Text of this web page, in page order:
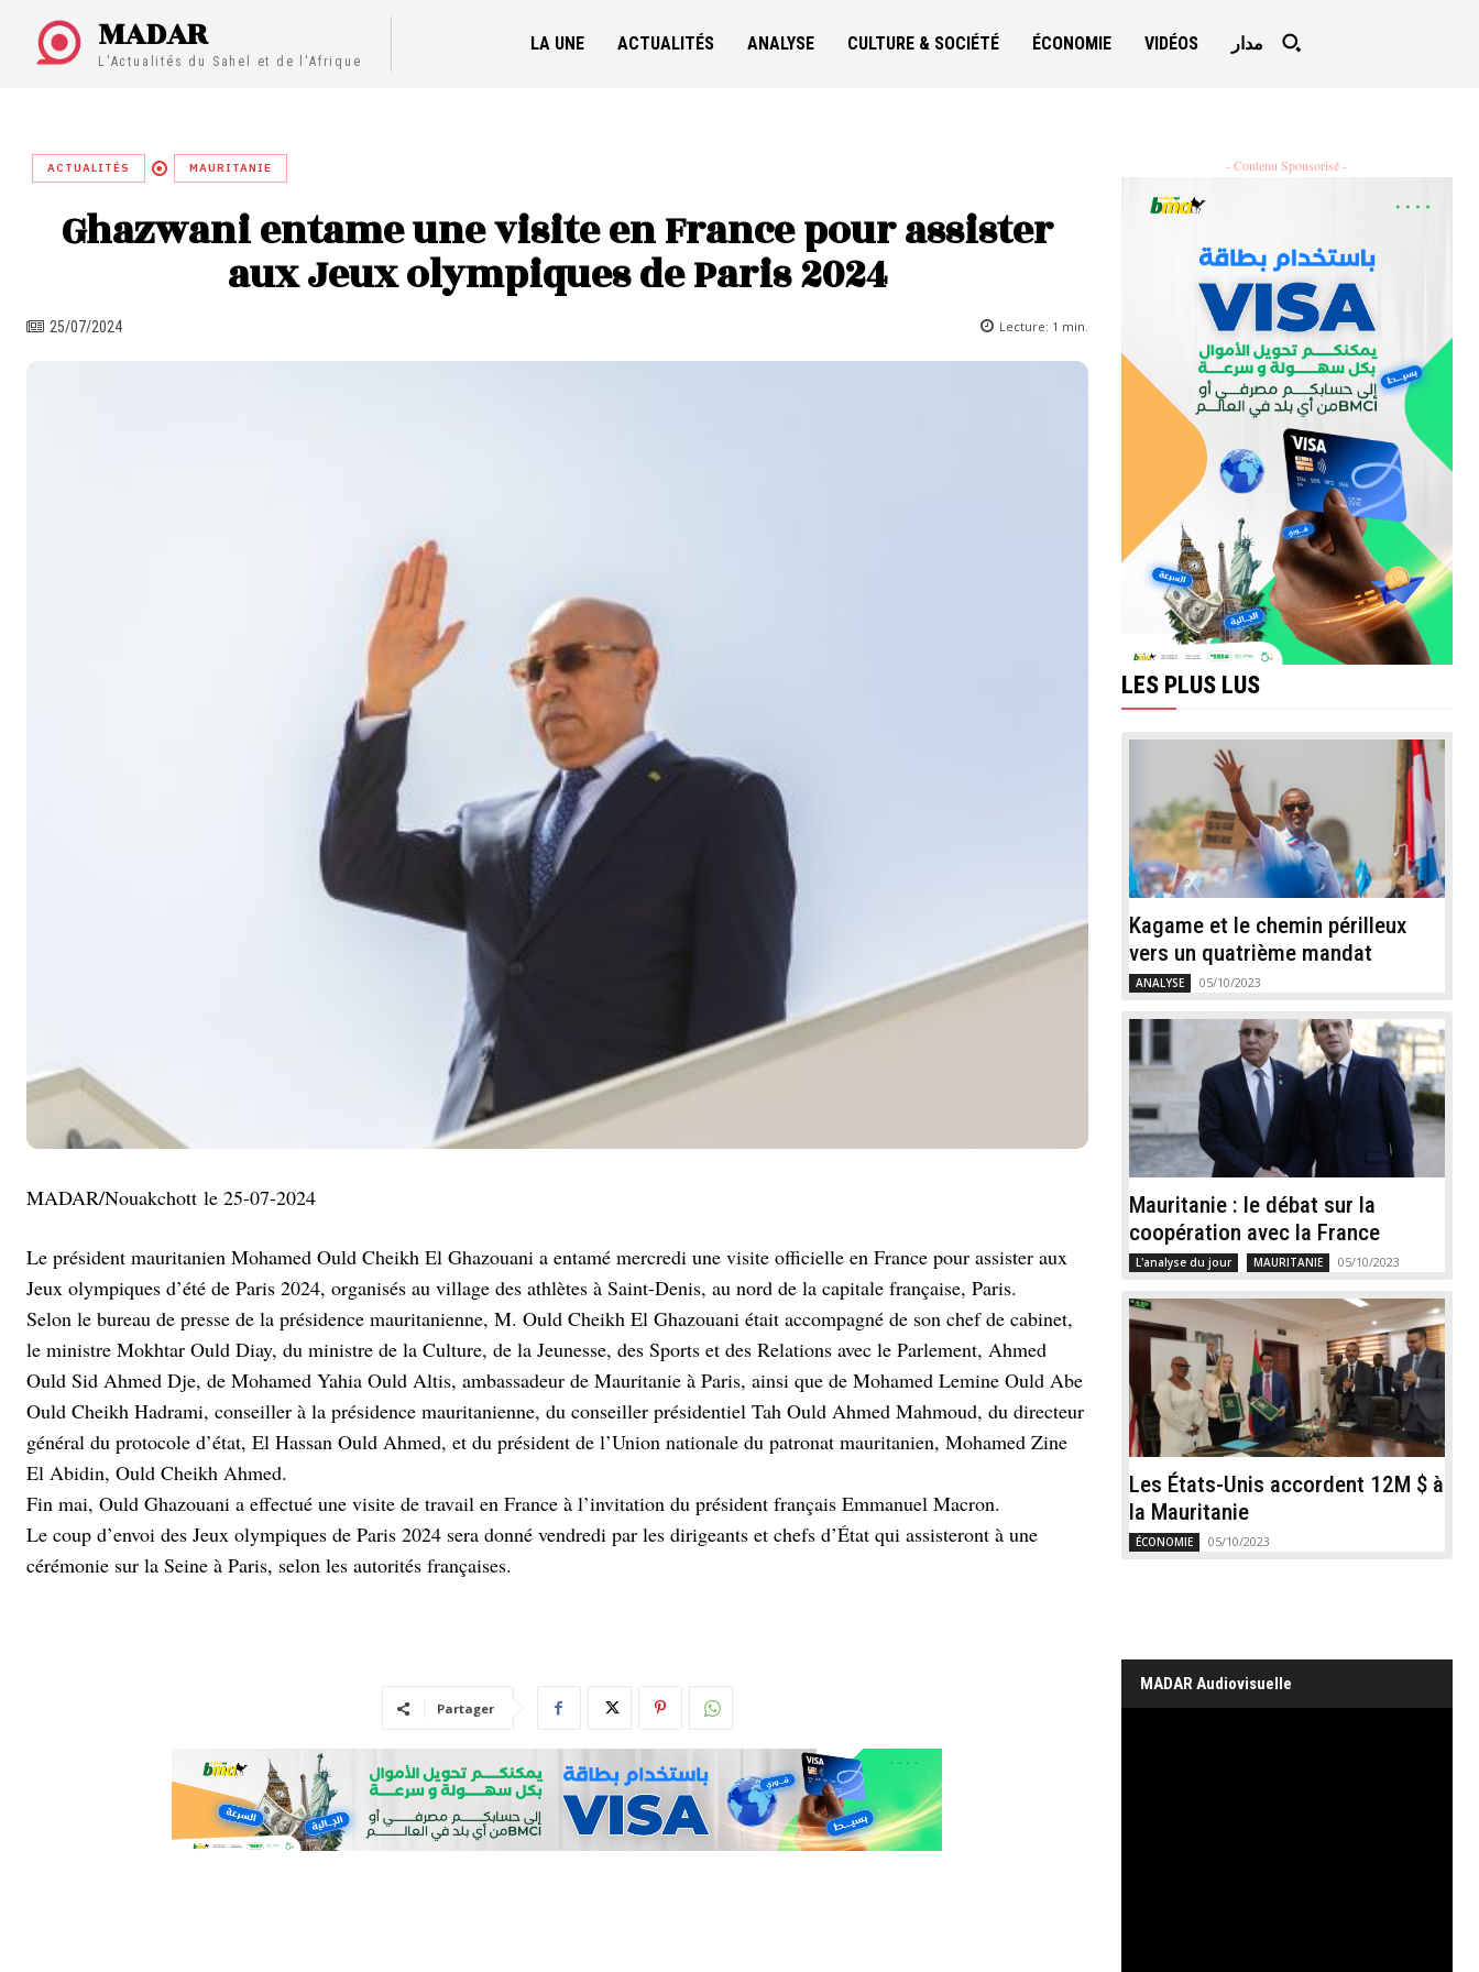
MADAR
L'Actualités du Sahel et de l'Afrique
LA UNE ACTUALITÉS ANALYSE CULTURE & SOCIÉTÉ ÉCONOMIE VIDÉOS مدار
ACTUALITÉS MAURITANIE
Ghazwani entame une visite en France pour assister
aux Jeux olympiques de Paris 2024
25/07/2024 Lecture: 1 min.
MADAR/Nouakchott le 25-07-2024
Le président mauritanien Mohamed Ould Cheikh El Ghazouani a entamé mercredi une visite officielle en France pour assister aux
Jeux olympiques d’été de Paris 2024, organisés au village des athlètes à Saint-Denis, au nord de la capitale française, Paris.
Selon le bureau de presse de la présidence mauritanienne, M. Ould Cheikh El Ghazouani était accompagné de son chef de cabinet,
le ministre Mokhtar Ould Diay, du ministre de la Culture, de la Jeunesse, des Sports et des Relations avec le Parlement, Ahmed
Ould Sid Ahmed Dje, de Mohamed Yahia Ould Altis, ambassadeur de Mauritanie à Paris, ainsi que de Mohamed Lemine Ould Abe
Ould Cheikh Hadrami, conseiller à la présidence mauritanienne, du conseiller présidentiel Tah Ould Ahmed Mahmoud, du directeur
général du protocole d’état, El Hassan Ould Ahmed, et du président de l’Union nationale du patronat mauritanien, Mohamed Zine
El Abidin, Ould Cheikh Ahmed.
Fin mai, Ould Ghazouani a effectué une visite de travail en France à l’invitation du président français Emmanuel Macron.
Le coup d’envoi des Jeux olympiques de Paris 2024 sera donné vendredi par les dirigeants et chefs d’État qui assisteront à une
cérémonie sur la Seine à Paris, selon les autorités françaises.
Partager
- Contenu Sponsorisé -
LES PLUS LUS
Kagame et le chemin périlleux
vers un quatrième mandat
ANALYSE 05/10/2023
Mauritanie : le débat sur la
coopération avec la France
L'analyse du jour MAURITANIE 05/10/2023
Les États-Unis accordent 12M $ à
la Mauritanie
ÉCONOMIE 05/10/2023
MADAR Audiovisuelle